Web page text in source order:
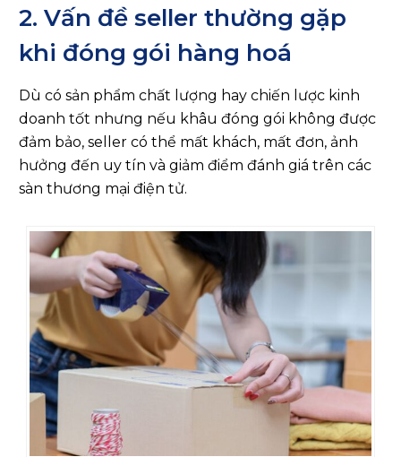
2. Vấn đề seller thường gặp
khi đóng gói hàng hoá
Dù có sản phẩm chất lượng hay chiến lược kinh
doanh tốt nhưng nếu khâu đóng gói không được
đảm bảo, seller có thể mất khách, mất đơn, ảnh
hưởng đến uy tín và giảm điểm đánh giá trên các
sàn thương mại điện tử.